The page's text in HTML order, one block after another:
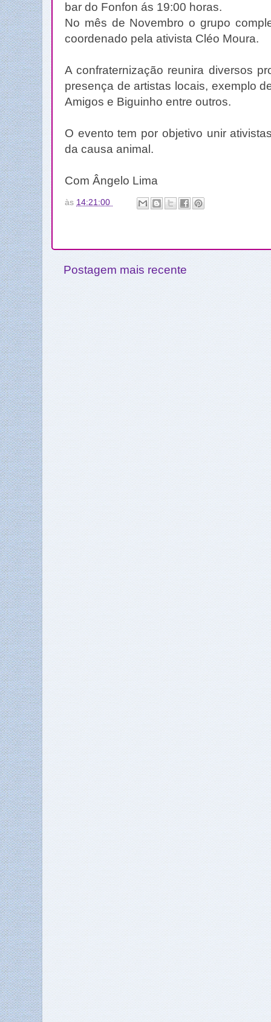
bar do Fonfon ás 19:00 horas.
No mês de Novembro o grupo
coordenado pela ativista Cléo Moura.
A confraternização reunira diversos
presença de artistas locais, exemplo
Amigos e Biguinho entre outros.
O evento tem por objetivo unir
da causa animal.
Com Ângelo Lima
às 14:21:00
Postagem mais recente